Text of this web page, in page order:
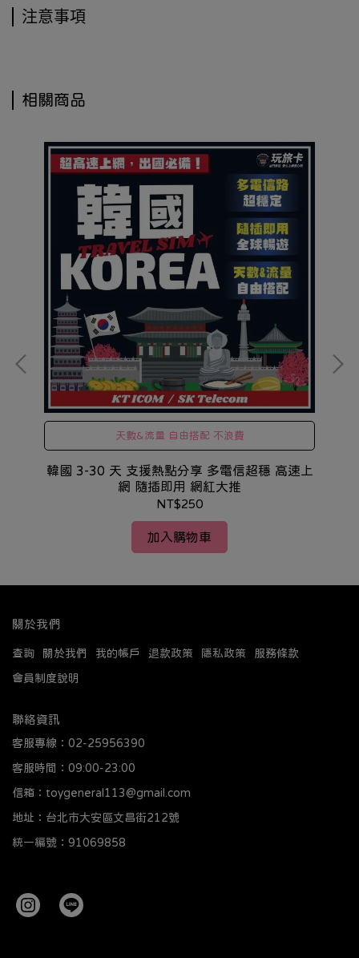
注意事項
相關商品
天數&流量 自由搭配 不浪費
韓國 3-30 天 支援熱點分享 多電信超穩 高速上
網 隨插即用 網紅大推
NT$250
加入購物車
關於我們
查詢 關於我們 我的帳戶 退款政策 隱私政策
服務條款
會員制度說明
聯絡資訊
客服專線：02-25956390
客服時間：09:00-23:00
信箱：toygeneral113@gmail.com
地址：台北市大安區文昌街212號
統一編號：91069858